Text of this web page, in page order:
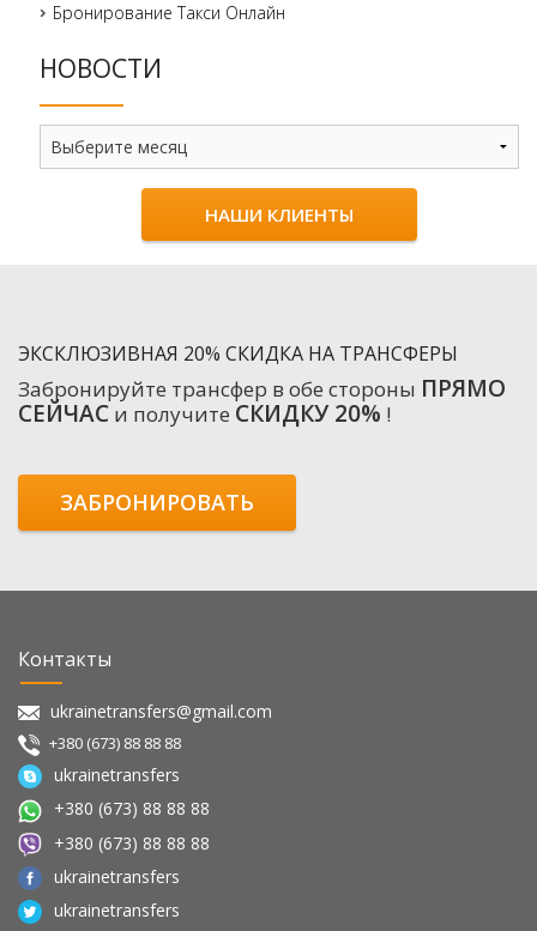
Бронирование Такси Онлайн
НОВОСТИ
НАШИ КЛИЕНТЫ
ЭКСКЛЮЗИВНАЯ 20% СКИДКА НА ТРАНСФЕРЫ
Забронируйте трансфер в обе стороны ПРЯМО
СЕЙЧАС и получите СКИДКУ 20% !
ЗАБРОНИРОВАТЬ
Контакты
ukrainetransfers@gmail.com
+380 (673) 88 88 88
ukrainetransfers
+380 (673) 88 88 88
+380 (673) 88 88 88
ukrainetransfers
ukrainetransfers